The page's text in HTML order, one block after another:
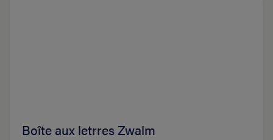
Boîte aux letrres Zwalm